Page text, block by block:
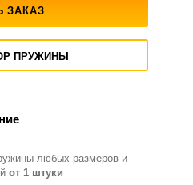
ЗАКАЗ
ПРУЖИНЫ
любых размеров и
от 1 штуки